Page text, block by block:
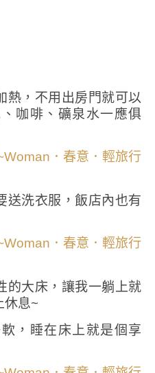
熱，不用出房門就可以
咖啡、礦泉水一應俱
送洗衣服，飯店內也有
的大床，讓我一躺上就
休息~
，睡在床上就是個享